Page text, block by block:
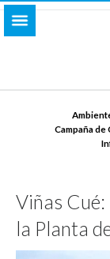
Campaña de
Viñas
la Planta